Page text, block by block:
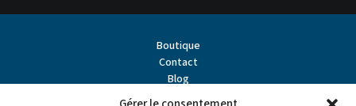
Boutique
Contact
Blog